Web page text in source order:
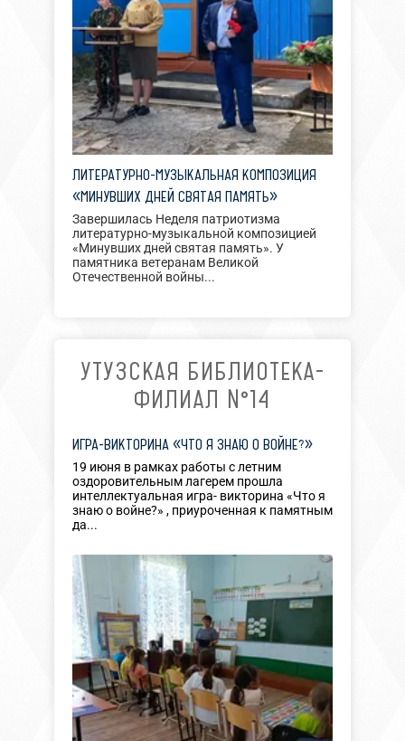
ЛИТЕРАТУРНО-МУЗЫКАЛЬНАЯ КОМПОЗИЦИЯ
«МИНУВШИХ ДНЕЙ СВЯТАЯ ПАМЯТЬ»
Завершилась Неделя патриотизма
литературно-музыкальной композицией
«Минувших дней святая память». У
памятника ветеранам Великой
Отечественной войны...
УТУЗСКАЯ БИБЛИОТЕКА-
ФИЛИАЛ №14
ИГРА-ВИКТОРИНА «ЧТО Я ЗНАЮ О ВОЙНЕ?»
19 июня в рамках работы с летним
оздоровительным лагерем прошла
интеллектуальная игра- викторина «Что я
знаю о войне?» , приуроченная к памятным
да...